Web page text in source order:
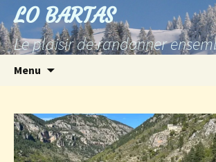
Aller
au
contenu
LO BARTAS
Le plaisir de randonner
Menu